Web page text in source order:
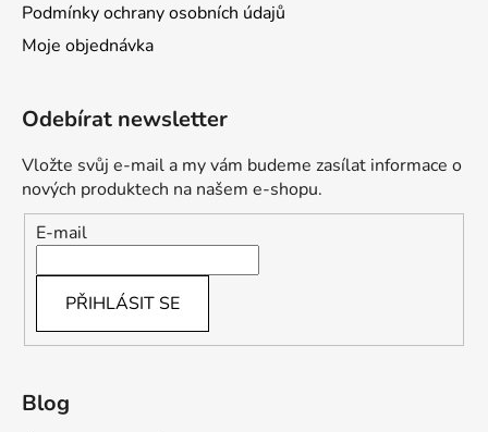
Podmínky ochrany osobních údajů
Moje objednávka
Odebírat newsletter
Vložte svůj e-mail a my vám budeme zasílat informace o
nových produktech na našem e-shopu.
E-mail
PŘIHLÁSIT SE
Blog